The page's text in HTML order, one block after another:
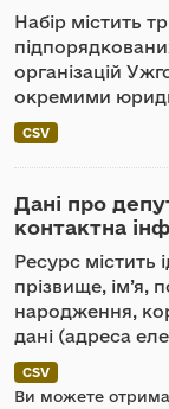
Набір містить
організацій
окремими
CSV
Дані про
контактна
Ресурс містить
прізвище, ім’я,
народження,
дані (адреса
CSV
Ви можете